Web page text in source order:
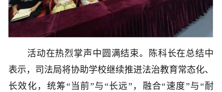
活动在热烈掌声中圆满结束。陈科长在总结中
表示，司法局将协助学校继续推进法治教育常态化、
长效化，统筹“当前”与“长远”，融合“速度”与“耐